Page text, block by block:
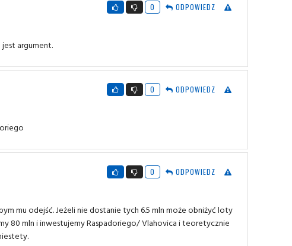
0 ODPOWIEDZ
argument.
0 ODPOWIEDZ
0 ODPOWIEDZ
mu odejść. Jeżeli nie dostanie tych 6.5 mln może obniżyć loty
80 mln i inwestujemy Raspadoriego/ Vlahovica i teoretycznie